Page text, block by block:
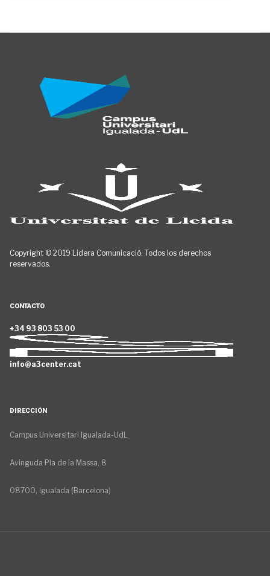
Copyright © 2019 Lidera Comunicació. Todos los derechos
reservados.
CONTACTO
+34 93 803 53 00
info@a3center.cat
DIRECCIÓN
Campus Universitari Igualada-UdL
Avinguda Pla de la Massa, 8
08700, Igualada (Barcelona)